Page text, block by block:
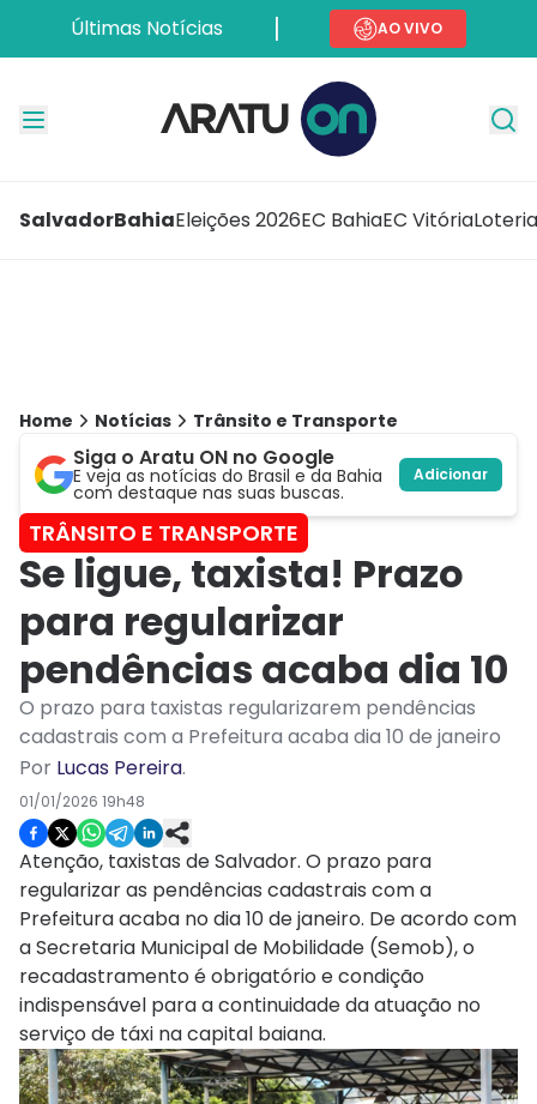
Últimas Notícias AO VIVO
SalvadorBahiaEleições 2026EC BahiaEC Vitória
Home Notícias Trânsito e Transporte
Siga o Aratu ON no Google
E veja as notícias do Brasil e da Bahia
com destaque nas suas buscas.
Adicionar
TRÂNSITO E TRANSPORTE
Se ligue, taxista! Prazo
para regularizar
pendências acaba dia 10
O prazo para taxistas regularizarem pendências
cadastrais com a Prefeitura acaba dia 10 de janeiro
Por Lucas Pereira.
01/01/2026 19h48
Atenção, taxistas de Salvador. O prazo para
regularizar as pendências cadastrais com a
Prefeitura acaba no dia 10 de janeiro. De acordo com
a Secretaria Municipal de Mobilidade (Semob), o
recadastramento é obrigatório e condição
indispensável para a continuidade da atuação no
serviço de táxi na capital baiana.